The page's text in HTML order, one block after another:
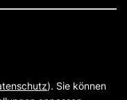
). Sie können